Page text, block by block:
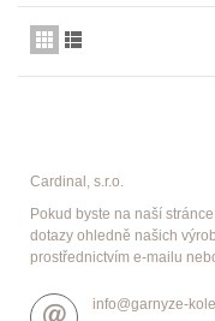
Cardinal, s.r.o.
Pokud byste na naší
dotazy ohledně našich
prostřednictvím e-mailu
info@garnyze-